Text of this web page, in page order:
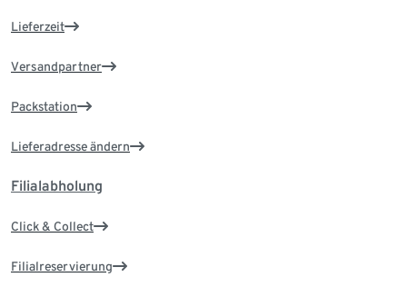
Lieferzeit
Versandpartner
Packstation
Lieferadresse ändern
Filialabholung
Click & Collect
Filialreservierung